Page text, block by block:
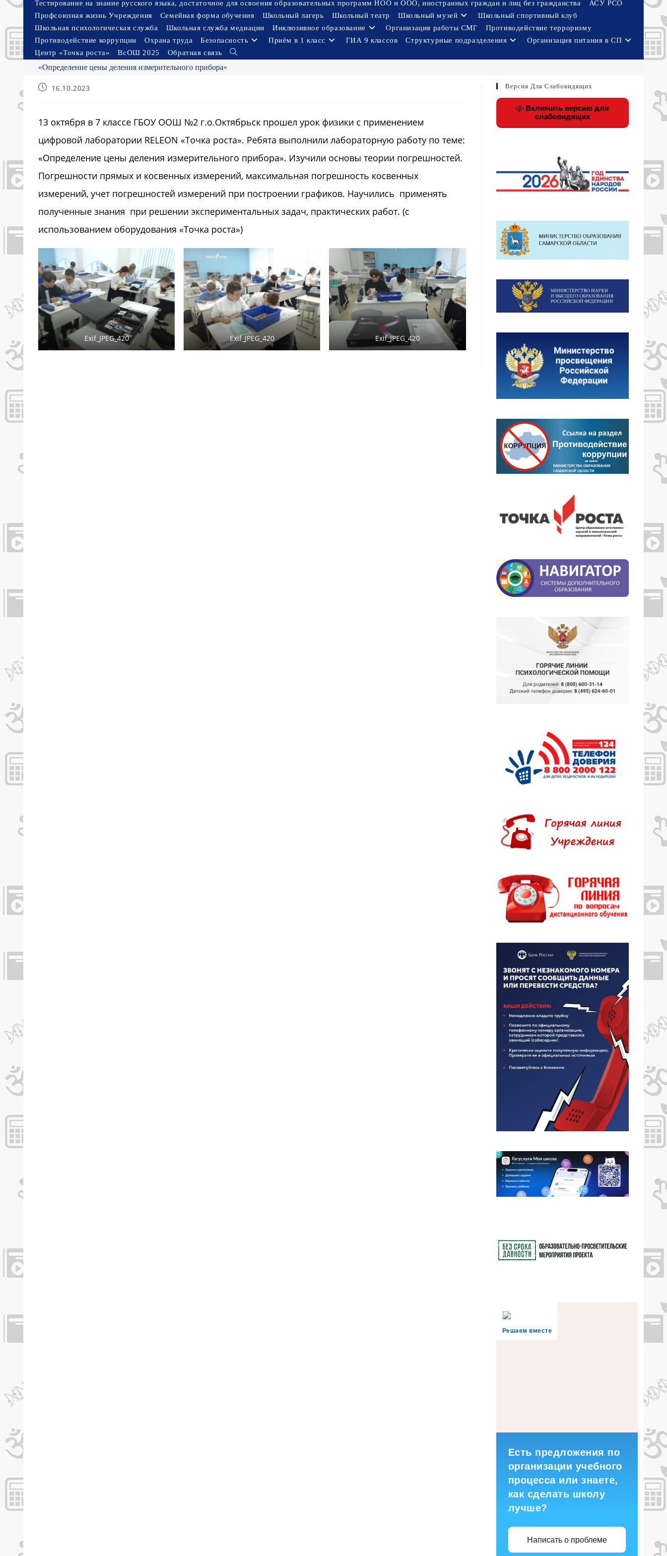
Тестирование на знание русского языка, достаточное для освоения образовательных программ НОО и ООО, иностранных граждан и лиц без гражданства
АСУ РСО
Профсоюзная жизнь Учреждения
Семейная форма обучения Школьный лагерь Школьный театр Школьный музей
Школьный спортивный клуб
Школьная психологическая служба
Школьная служба медиации Инклюзивное образование Организация работы СМГ
Противодействие терроризму
Противодействие коррупции
Охрана труда Безопасность Приём в 1 класс ГИА 9 классов Структурные подразделения
Организация питания в СП
Центр «Точка роста»
ВсОШ 2025 Обратная связь
Переключить
«Определение цены деления измерительного прибора»
Запись16.10.2023
13 октября в 7 классе ГБОУ ООШ №2 г.о.Октябрьск прошел урок физики с применением
цифровой лаборатории RELEON «Точка роста». Ребята выполнили лабораторную работу по теме:
«Определение цены деления измерительного прибора». Изучили основы теории погрешностей.
Погрешности прямых и косвенных измерений, максимальная погрешность косвенных
измерений, учет погрешностей измерений при построении графиков. Научились применять
полученные знания при решении экспериментальных задач, практических работ. (с
использованием оборудования «Точка роста»)
Exif_JPEG_420 Exif_JPEG_420 Exif_JPEG_420
Версия Для Слабовидящих
Включить версию для
слабовидящих
Решаем вместе
Есть предложения по
организации учебного
процесса или знаете,
как сделать школу
лучше?
Написать о проблеме